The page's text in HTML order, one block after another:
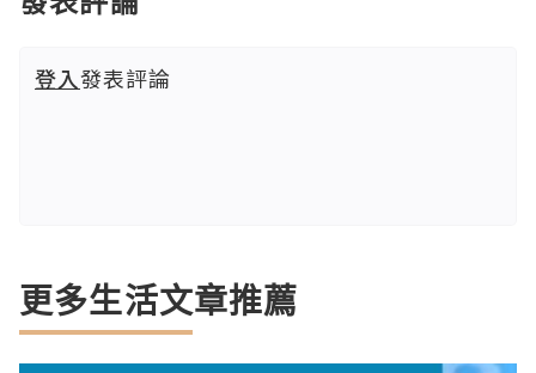
登入發表評論
更多生活文章推薦